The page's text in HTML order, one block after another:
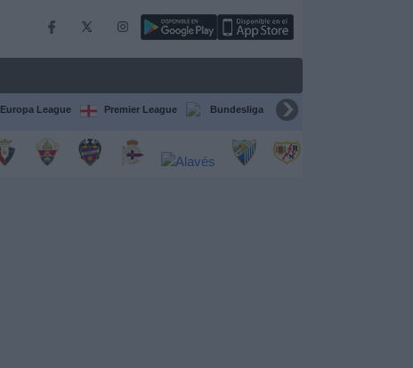
Europa League Premier League Bundesliga Supercopa de España